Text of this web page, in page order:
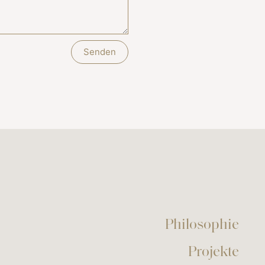
Senden
Philosophie
Projekte